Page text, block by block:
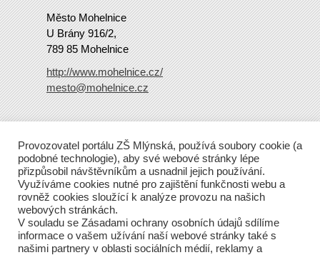
Město Mohelnice
U Brány 916/2,
789 85 Mohelnice
http://www.mohelnice.cz/
mesto@mohelnice.cz
Tento web běží na Wordpressu.
Provozovatel portálu ZŠ Mlýnská, používá soubory cookie (a
podobné technologie), aby své webové stránky lépe
přizpůsobil návštěvníkům a usnadnil jejich používání.
Využíváme cookies nutné pro zajištění funkčnosti webu a
rovněž cookies sloužící k analýze provozu na našich
webových stránkách.
V souladu se Zásadami ochrany osobních údajů sdílíme
informace o vašem užívání naší webové stránky také s
našimi partnery v oblasti sociálních médií, reklamy a